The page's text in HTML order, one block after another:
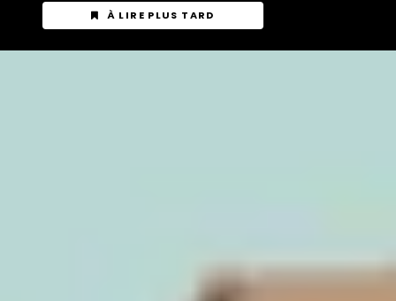
À LIRE PLUS TARD